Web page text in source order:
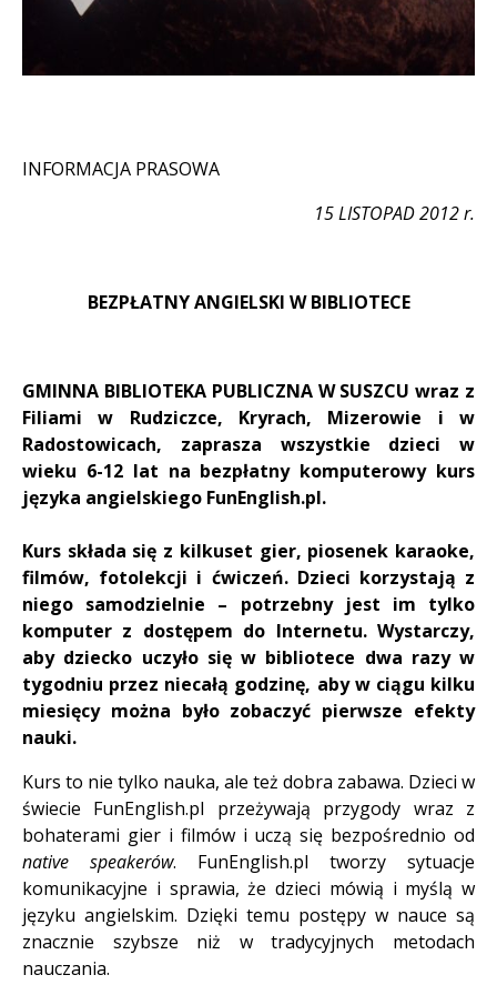
INFORMACJA PRASOWA
15 LISTOPAD 2012 r.
BEZPŁATNY ANGIELSKI W BIBLIOTECE
GMINNA BIBLIOTEKA PUBLICZNA W SUSZCU wraz z
Filiami w Rudziczce, Kryrach, Mizerowie i w
Radostowicach, zaprasza wszystkie dzieci w
wieku 6-12 lat na bezpłatny komputerowy kurs
języka angielskiego FunEnglish.pl.
Kurs składa się z kilkuset gier, piosenek karaoke,
filmów, fotolekcji i ćwiczeń. Dzieci korzystają z
niego samodzielnie – potrzebny jest im tylko
komputer z dostępem do Internetu. Wystarczy,
aby dziecko uczyło się w bibliotece dwa razy w
tygodniu przez niecałą godzinę, aby w ciągu kilku
miesięcy można było zobaczyć pierwsze efekty
nauki.
Kurs to nie tylko nauka, ale też dobra zabawa. Dzieci w
świecie FunEnglish.pl przeżywają przygody wraz z
bohaterami gier i filmów i uczą się bezpośrednio od
native speakerów. FunEnglish.pl tworzy sytuacje
komunikacyjne i sprawia, że dzieci mówią i myślą w
języku angielskim. Dzięki temu postępy w nauce są
znacznie szybsze niż w tradycyjnych metodach
nauczania.